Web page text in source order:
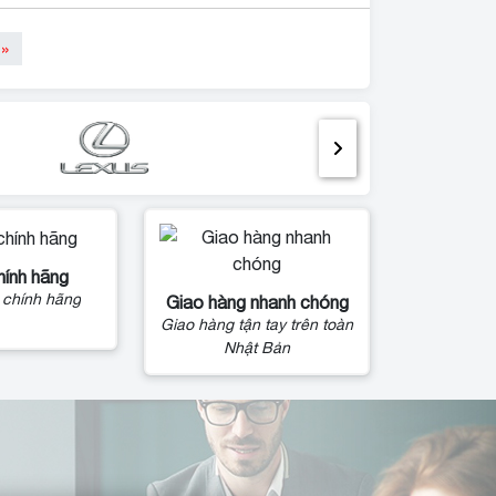
»
hãng
hãng Giao hàng nhanh chóng
Giao hàng tận tay trên toàn
Nhật Bản